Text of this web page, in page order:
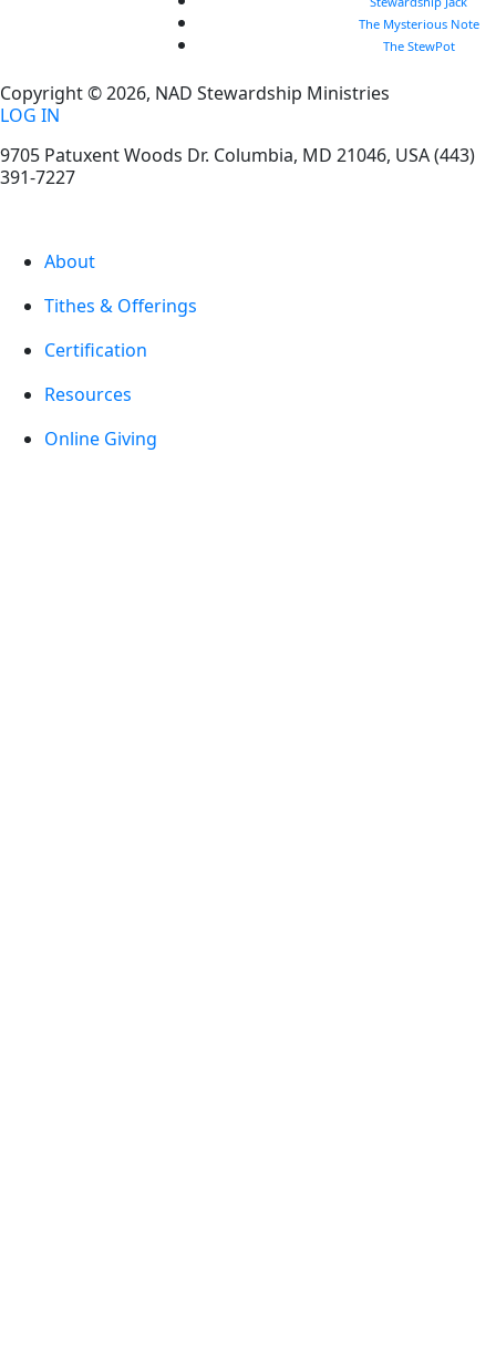
The Mysterious Note
The StewPot
Copyright © 2026, NAD Stewardship Ministries
LOG IN
9705 Patuxent Woods Dr. Columbia, MD 21046, USA(443)
391-7227
About
Tithes & Offerings
Certification
Resources
Online Giving